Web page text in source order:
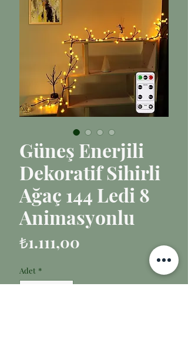
Güneş Enerjili
Dekoratif Sihirli
Ağaç 144 Ledi 8
Animasyonlu
₺1.111,00
Adet *